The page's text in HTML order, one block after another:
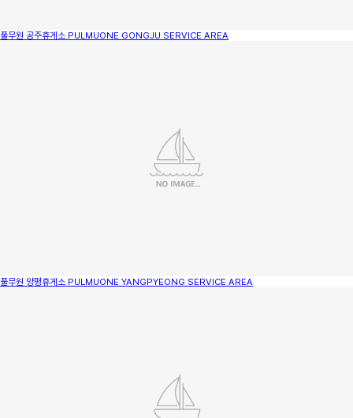
풀무원 공주휴게소 PULMUONE GONGJU SERVICE AREA
풀무원 양평휴게소 PULMUONE YANGPYEONG SERVICE AREA